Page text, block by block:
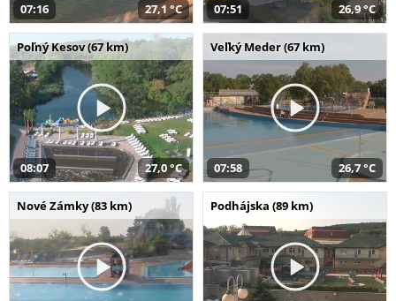
07:16 27,1 °C 07:51 26,9 °C
Poľný Kesov (67 km)
08:07 27,0 °C
Veľký Meder (67 km)
07:58 26,7 °C
Nové Zámky (83 km) Podhájska (89 km)